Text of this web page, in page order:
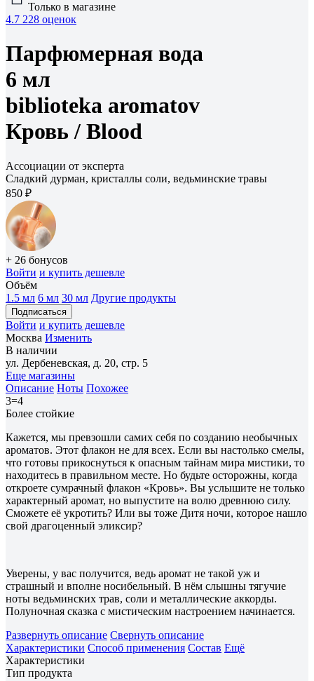
Только в магазине
4.7 228 оценок
Парфюмерная вода
6 мл
biblioteka aromatov
Кровь / Blood
Ассоциации от эксперта
Сладкий дурман, кристаллы соли, ведьминские травы
850 ₽
+ 26 бонусов
Войти и купить дешевле
Объём
1.5 мл 6 мл 30 мл Другие продукты
Подписаться
Войти и купить дешевле
Москва Изменить
В наличии
ул. Дербеневская, д. 20, стр. 5
Еще магазины
Описание Ноты Похожее
3=4
Более стойкие
Кажется, мы превзошли самих себя по созданию необычных
ароматов. Этот флакон не для всех. Если вы настолько смелы,
что готовы прикоснуться к опасным тайнам мира мистики, то
находитесь в правильном месте. Но будьте осторожны, когда
откроете сумрачный флакон «Кровь». Вы услышите не только
характерный аромат, но выпустите на волю древнюю силу.
Сможете её укротить? Или вы тоже Дитя ночи, которое нашло
свой драгоценный эликсир?
Уверены, у вас получится, ведь аромат не такой уж и
страшный и вполне носибельный. В нём слышны тягучие
ноты ведьминских трав, соли и металлические аккорды.
Полуночная сказка с мистическим настроением начинается.
Развернуть описание Свернуть описание
Характеристики Способ применения Состав Ещё
Характеристики
Тип продукта